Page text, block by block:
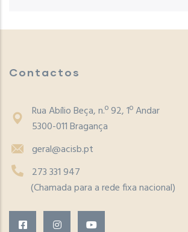
Contactos
Rua Abílio Beça, n.º 92, 1º Andar
5300-011 Bragança
geral@acisb.pt
273 331 947
(Chamada para a rede fixa nacional)